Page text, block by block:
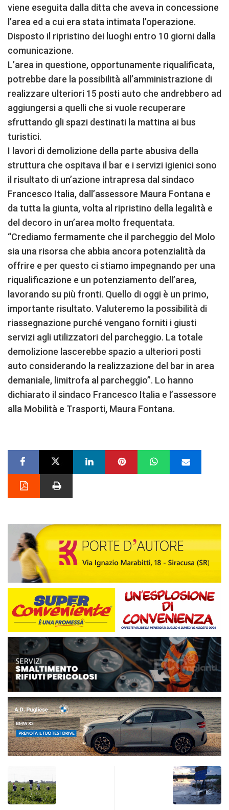
viene eseguita dalla ditta che aveva in concessione
l’area ed a cui era stata intimata l’operazione.
Disposto il ripristino dei luoghi entro 10 giorni dalla
comunicazione.
L’area in questione, opportunamente riqualificata,
potrebbe dare la possibilità all’amministrazione di
realizzare ulteriori 15 posti auto che andrebbero ad
aggiungersi a quelli che si vuole recuperare
sfruttando gli spazi destinati la mattina ai bus
turistici.
I lavori di demolizione della parte abusiva della
struttura che ospitava il bar e i servizi igienici sono
il risultato di un’azione intrapresa dal sindaco
Francesco Italia, dall’assessore Maura Fontana e
da tutta la giunta, volta al ripristino della legalità e
del decoro in un’area molto frequentata.
“Crediamo fermamente che il parcheggio del Molo
sia una risorsa che abbia ancora potenzialità da
offrire e per questo ci stiamo impegnando per una
riqualificazione e un potenziamento dell’area,
lavorando su più fronti. Quello di oggi è un primo,
importante risultato. Valuteremo la possibilità di
riassegnazione purché vengano forniti i giusti
servizi agli utilizzatori del parcheggio. La totale
demolizione lascerebbe spazio a ulteriori posti
auto considerando la realizzazione del bar in area
demaniale, limitrofa al parcheggio”. Lo hanno
dichiarato il sindaco Francesco Italia e l’assessore
alla Mobilità e Trasporti, Maura Fontana.